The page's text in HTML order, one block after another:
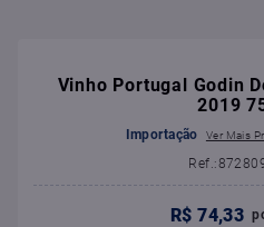
Vinho Portugal Godin
2019
Importação
:
R$ 74,33
farinha